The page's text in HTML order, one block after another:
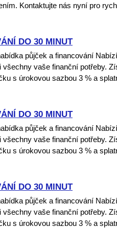
Kontaktujte nás nyní pro
DO 30 MINUT
půjček a financování
vaše finanční potřeby.
s úrokovou sazbou 3 % a
DO 30 MINUT
půjček a financování
vaše finanční potřeby.
s úrokovou sazbou 3 % a
DO 30 MINUT
půjček a financování
vaše finanční potřeby.
s úrokovou sazbou 3 % a